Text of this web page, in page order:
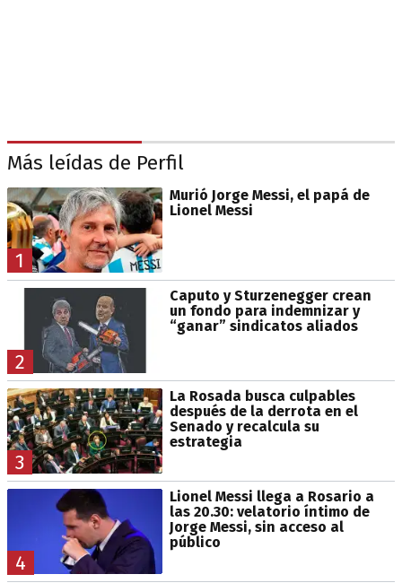
Más leídas de Perfil
1
Murió Jorge Messi, el papá de
Lionel Messi
2
Caputo y Sturzenegger crean
un fondo para indemnizar y
“ganar” sindicatos aliados
3
La Rosada busca culpables
después de la derrota en el
Senado y recalcula su
estrategia
4
Lionel Messi llega a Rosario a
las 20.30: velatorio íntimo de
Jorge Messi, sin acceso al
público